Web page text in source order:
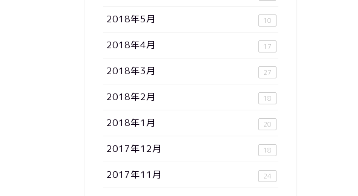
2018年5月 10
2018年4月 17
2018年3月 27
2018年2月 18
2018年1月 20
2017年12月 18
2017年11月 24